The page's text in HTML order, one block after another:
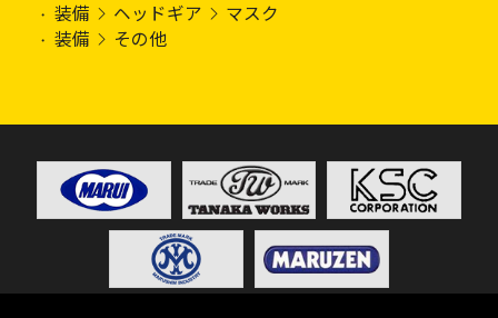
装備
ヘッドギア
マスク
装備
その他